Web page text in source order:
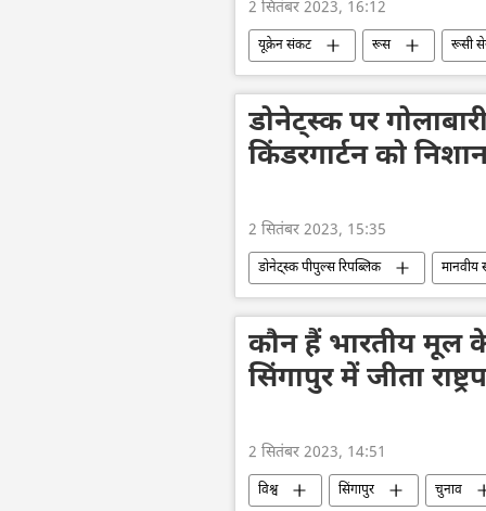
2 सितंबर 2023, 16:12
यूक्रेन संकट रूस रूसी
राष्ट्रीय सुरक्षा
यूक्रेन
हथियारों की आपूर्ति
वोलोडिमिर
डोनेट्स्क पर
किंडरगार्टन को
2 सितंबर 2023, 15:35
डोनेट्स्क पीपुल्स रिपब्लिक मानवीय
यूक्रेन सशस्त्र बल
यूक्रेन का जवाबी
राष्ट्रीय सुरक्षा
यूक्रेन संकट
कौन हैं भारतीय मूल
सिंगापुर में जीता
2 सितंबर 2023, 14:51
विश्व सिंगापुर चुनाव